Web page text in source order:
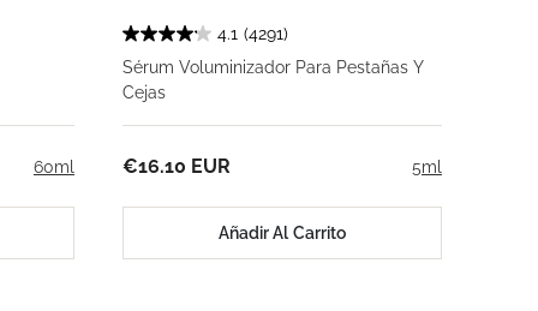
60ml
4.1 (4291)
Sérum Voluminizador Para Pestañas Y
Cejas
5ml
€16.10 EUR
Añadir Al Carrito